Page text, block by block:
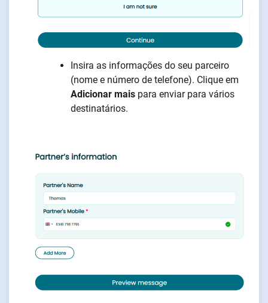
Insira as informações do seu parceiro
(nome e número de telefone). Clique em
Adicionar mais para enviar para vários
destinatários.